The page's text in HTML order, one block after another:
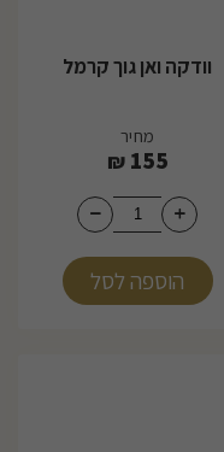
וודקה ואן גוך קרמל
מחיר
155
₪
הוספה לסל